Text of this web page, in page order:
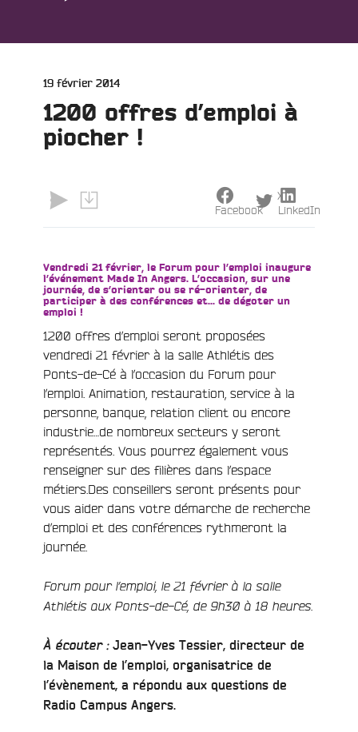
Publié
19 février 2014
1200 offres d’emploi à
piocher !
Vendredi 21 février, le Forum pour l’emploi inaugure
l’événement Made In Angers. L’occasion, sur une
journée, de s’orienter ou se ré-orienter, de
participer à des conférences et… de dégoter un
emploi !
1200 offres d’emploi seront proposées
vendredi 21 février à la salle Athlétis des
Ponts-de-Cé à l’occasion du Forum pour
l’emploi. Animation, restauration, service à la
personne, banque, relation client ou encore
industrie…de nombreux secteurs y seront
représentés. Vous pourrez également vous
renseigner sur des filières dans l’espace
métiers.Des conseillers seront présents pour
vous aider dans votre démarche de recherche
d’emploi et des conférences rythmeront la
journée.
Forum pour l’emploi, le 21 février à la salle
Athlétis aux Ponts-de-Cé, de 9h30 à 18 heures.
À écouter :Jean-Yves Tessier, directeur de
la Maison de l’emploi, organisatrice de
l’évènement, a répondu aux questions de
Radio Campus Angers.
Facebook
X
LinkedIn